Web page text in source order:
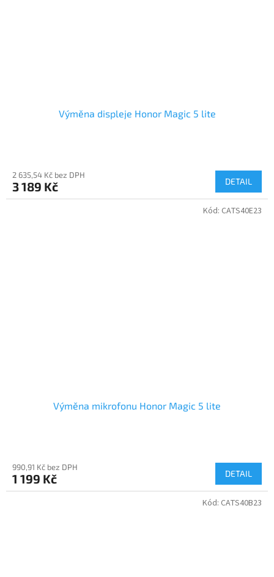
Výměna displeje Honor Magic 5 lite
2 635,54 Kč bez DPH
3 189 Kč DETAIL
Výměna mikrofonu Honor Magic 5 lite
990,91 Kč bez DPH
1 199 Kč DETAIL
Kód: CATS40E23
Kód: CATS40B23